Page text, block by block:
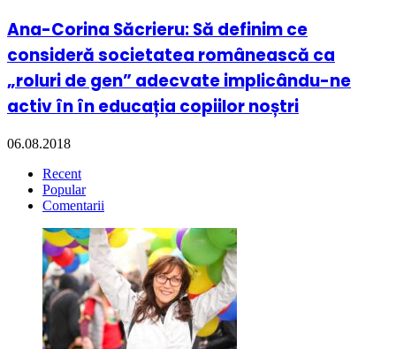
Ana-Corina Săcrieru: Să definim ce
consideră societatea românească ca
„roluri de gen” adecvate implicându-ne
activ în în educația copiilor noștri
06.08.2018
Recent
Popular
Comentarii